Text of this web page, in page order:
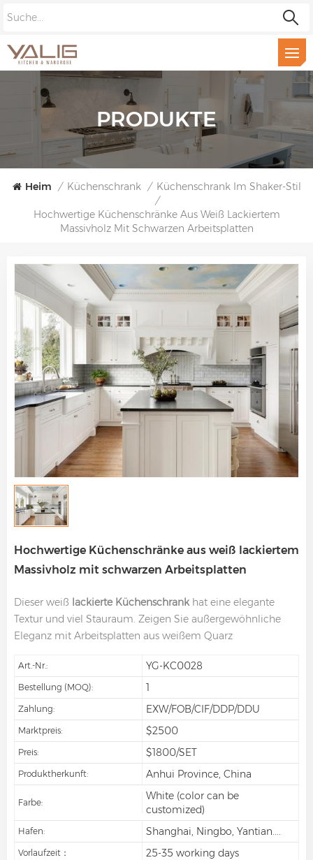
PRODUKTE
Heim / Küchenschrank /
Küchenschrank Im Shaker-Stil
/
Hochwertige Küchenschränke Aus Weiß Lackiertem
Massivholz Mit Schwarzen Arbeitsplatten
Hochwertige Küchenschränke aus weiß lackiertem
Massivholz mit schwarzen Arbeitsplatten
Dieser weiß lackierte Küchenschrank hat eine elegante
Textur und viel Stauraum. Zeigen Sie außergewöhnliche
Eleganz mit Arbeitsplatten aus weißem Quarz
Art.-Nr.: YG-KC0028
Bestellung (MOQ): 1
Zahlung: EXW/FOB/CIF/DDP/DDU
Marktpreis: $2500
Preis: $1800/SET
Produktherkunft: Anhui Province, China
Farbe:
White (color can be
customized)
Hafen: Shanghai, Ningbo, Yantian....
Vorlaufzeit： 25-35 working days